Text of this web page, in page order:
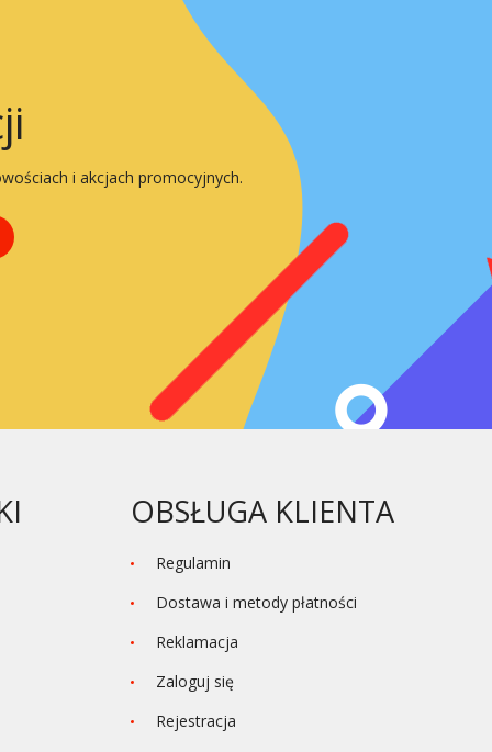
i akcjach promocyjnych.
OBSŁUGA KLIENTA
Regulamin
Dostawa i metody płatności
Reklamacja
Zaloguj się
Rejestracja